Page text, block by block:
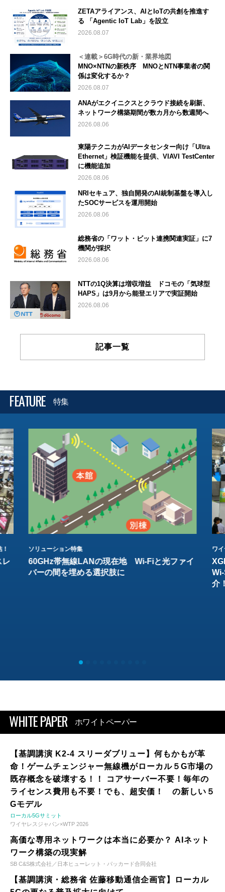
ZETAアライアンス、AIとIoTの共創を推進す
る 「Agentic IoT Lab」を設立
2026.08.07
＜連載＞6G時代の新・業界地図
MNO×NTNの新秩序 MNOとNTN事業者の関
係は変化するか？
2026.08.07
ANAがエクイニクスとクラウド接続を刷新、
ネットワーク構築期間が数カ月から数週間へ
2026.08.06
東陽テクニカがAIデータセンター向け「Ultra
Ethernet」検証機能を提供、VIAVI TestCenter
に機能追加
2026.08.06
NRIセキュア、独自開発のAI統制基盤を導入し
たSOCサービスを運用開始
2026.08.06
総務省の「ワット・ビット連携関連実証」に7
機関が採択
2026.08.06
NTTの1Q決算は増収増益 ドコモの「気球型
HAPS」は9月から能登エリアで実証開始
2026.08.06
記事一覧
FEATURE 特集
レ
ソリューション特集
60GHz帯無線LANの現在地 Wi-Fiと光ファイ
バーの間を埋める選択肢に
ワ
介
WHITE PAPER ホワイトペーパー
【基調講演 K2-4 スリーダブリュー】何もかもが革
命！ゲームチェンジャー無線機がローカル５G市場の
既存概念を破壊する！！ コアサーバー不要！毎年の
ライセンス費用も不要！でも、超安価！ の新しい５
Gモデル
ローカル5Gサミット
ワイヤレスジャパン×WTP 2026
高価な専用ネットワークは本当に必要か？ AIネット
ワーク構築の現実解
SB C&S株式会社／日本ヒューレット・パッカード合同会社
【基調講演・総務省 佐藤移動通信企画官】ローカル